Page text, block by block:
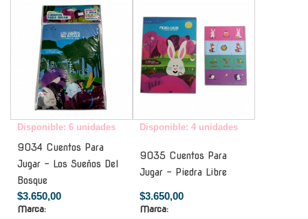
Disponible: 6 unidades
9034 Cuentos Para
Jugar - Los Sueños Del
Bosque
$3.650,00
Marca:
Disponible: 4 unidades
9035 Cuentos Para
Jugar - Piedra Libre
$3.650,00
Marca: